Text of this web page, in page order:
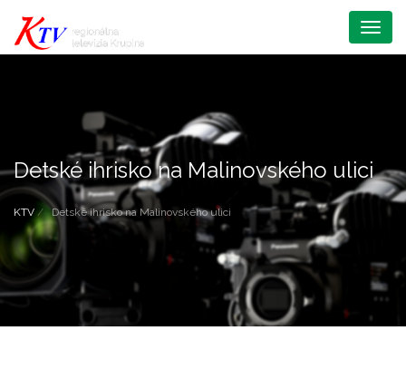
Menu
Detské ihrisko na Malinovského ulici
KTV Detské ihrisko na Malinovského ulici